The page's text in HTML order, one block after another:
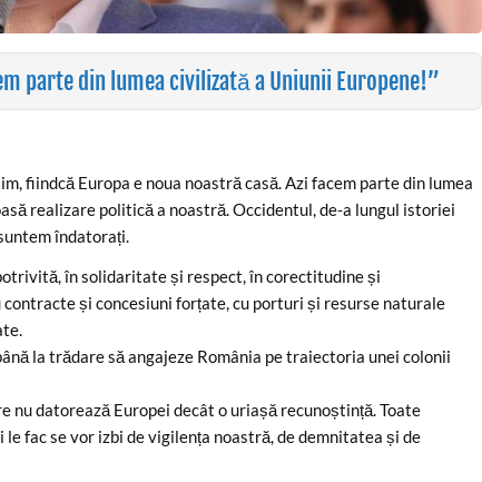
parte din lumea civilizată a Uniunii Europene!”
fiindcă Europa e noua noastră casă. Azi facem parte din lumea
realizare politică a noastră. Occidentul, de-a lungul istoriei
îndatorați.
în solidaritate și respect, în corectitudine și
și concesiuni forțate, cu porturi și resurse naturale
la trădare să angajeze România pe traiectoria unei colonii
nu datorează Europei decât o uriașă recunoștință. Toate
fac se vor izbi de vigilența noastră, de demnitatea și de